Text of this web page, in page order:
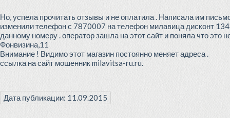
Но, успела прочитать отзывы и не оплатила . Написала им
изменили телефон с 7870007 на телефон милавица дисконт
данному номеру . оператор зашла на этот сайт и поняла что
Фонвизина,11
Внимание ! Видимо этот магазин постоянно меняет адреса .
ссылка на сайт мошенник milavitsa-ru.ru.
Дата публикации: 11.09.2015